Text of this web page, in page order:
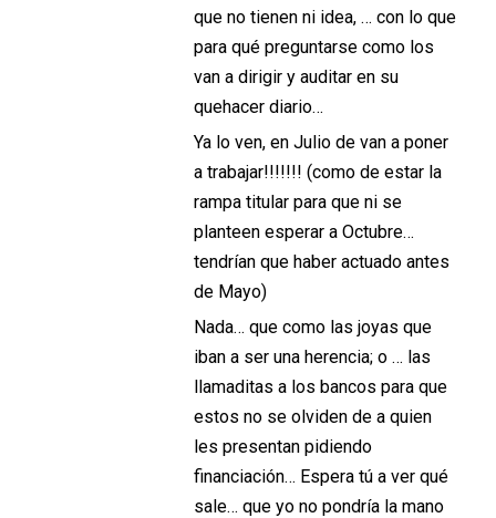
que no tienen ni idea, … con lo que
para qué preguntarse como los
van a dirigir y auditar en su
quehacer diario…
Ya lo ven, en Julio de van a poner
a trabajar!!!!!!! (como de estar la
rampa titular para que ni se
planteen esperar a Octubre…
tendrían que haber actuado antes
de Mayo)
Nada… que como las joyas que
iban a ser una herencia; o … las
llamaditas a los bancos para que
estos no se olviden de a quien
les presentan pidiendo
financiación… Espera tú a ver qué
sale… que yo no pondría la mano